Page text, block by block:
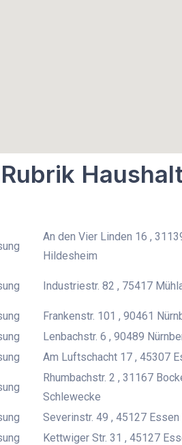
An den Vier Linden 16 ,
Hildesheim
Industriestr. 82 , 75417
Frankenstr. 101 , 90461
Lenbachstr. 6 , 90489
Am Luftschacht 17 , 45307
Rhumbachstr. 2 , 31167
Schlewecke
Severinstr. 49 , 45127
Kettwiger Str. 31 , 45127